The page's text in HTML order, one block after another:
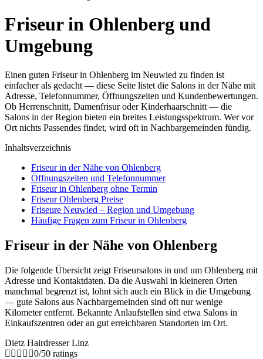
Friseur in Ohlenberg und
Umgebung
Einen guten Friseur in Ohlenberg im Neuwied zu finden ist
einfacher als gedacht — diese Seite listet die Salons in der Nähe mit
Adresse, Telefonnummer, Öffnungszeiten und Kundenbewertungen.
Ob Herrenschnitt, Damenfrisur oder Kinderhaarschnitt — die
Salons in der Region bieten ein breites Leistungsspektrum. Wer vor
Ort nichts Passendes findet, wird oft in Nachbargemeinden fündig.
Inhaltsverzeichnis
Friseur in der Nähe von Ohlenberg
Öffnungszeiten und Telefonnummer
Friseur in Ohlenberg ohne Termin
Friseur Ohlenberg Preise
Friseure Neuwied – Region und Umgebung
Häufige Fragen zum Friseur in Ohlenberg
Friseur in der Nähe von Ohlenberg
Die folgende Übersicht zeigt Friseursalons in und um Ohlenberg mit
Adresse und Kontaktdaten. Da die Auswahl in kleineren Orten
manchmal begrenzt ist, lohnt sich auch ein Blick in die Umgebung
— gute Salons aus Nachbargemeinden sind oft nur wenige
Kilometer entfernt. Bekannte Anlaufstellen sind etwa Salons in
Einkaufszentren oder an gut erreichbaren Standorten im Ort.
Dietz Hairdresser Linz
0/50 ratings